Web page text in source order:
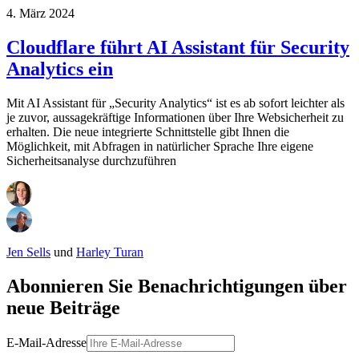
4. März 2024
Cloudflare führt AI Assistant für Security
Analytics ein
Mit AI Assistant für „Security Analytics“ ist es ab sofort leichter als
je zuvor, aussagekräftige Informationen über Ihre Websicherheit zu
erhalten. Die neue integrierte Schnittstelle gibt Ihnen die
Möglichkeit, mit Abfragen in natürlicher Sprache Ihre eigene
Sicherheitsanalyse durchzuführen
Jen Sells und Harley Turan
Abonnieren Sie Benachrichtigungen über
neue Beiträge
E-Mail-Adresse